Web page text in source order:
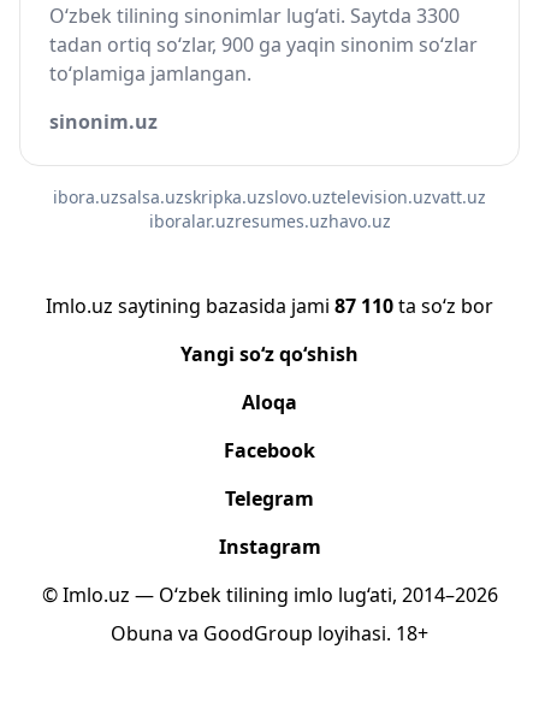
O‘zbek tilining sinonimlar lug‘ati. Saytda 3300
tadan ortiq so‘zlar, 900 ga yaqin sinonim so‘zlar
to‘plamiga jamlangan.
sinonim.uz
ibora.uzsalsa.uzskripka.uzslovo.uztelevision.uzvatt.uz
iboralar.uzresumes.uzhavo.uz
Imlo.uz saytining bazasida jami 87 110ta so‘z bor
Yangi so‘z qo‘shish
Aloqa
Facebook
Telegram
Instagram
© Imlo.uz — O‘zbek tilining imlo lug‘ati, 2014–2026
Obuna va GoodGroup loyihasi. 18+